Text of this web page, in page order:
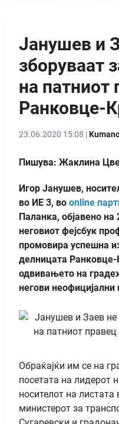
Јанушев и
зборуваат
на патниот
Ранковце-
23.06.2020 15:08 |
Пишува: Жаклина
Игор Јанушев,
во ИЕ 3, во online
Паланка, објавено на
неговиот фејсбук
промовира успешна
делницата
одвивањето на
негови
Обраќајќи им се на
посетата на лидерот
носителот на
министерот за